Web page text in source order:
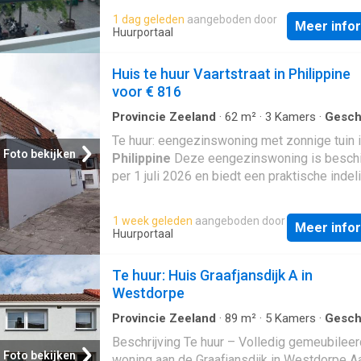
keuken. Om rekening mee te
omgeving is met een
koken. * Disclaimer * Deze advertentie is
zorgvuldigheid die we hebben nagestreefd,
de informatie in deze advertentie geen
worden ontleend
1 dag geleden aangeboden door
Huurportaal
Meer
Foto bekijken
Huis te huur Vaartstraat in Philippine
voor € 816
Provincie Zeeland · 62 m² · 3 Kamers ·
Te huur: eengezinswoning met zonnige tuin
Philippine Deze eengezinswoning is
per 1 juli 2026 en biedt een praktische
beschikt over twee slaapkamers, een lichte
woonkamer en een zonnige achtertuin op
westen. Indeling Begane grond Via de
verdieping, een praktische trapkast en
de woonkamer. De woonkamer is
en afgewerkt met een plavuizen vloer.
woonkamer heeft u toegang tot zowel de
als de achtertuin. De keuken is voorzien van
1 week geleden aangeboden door
Huurportaal
Meer
Foto bekijken
Te huur: Huis Graafjansdijk A in
Westdorpe
Provincie Zeeland · 89 m² · 5 Kamers ·
Beschrijving Te huur – Volledig